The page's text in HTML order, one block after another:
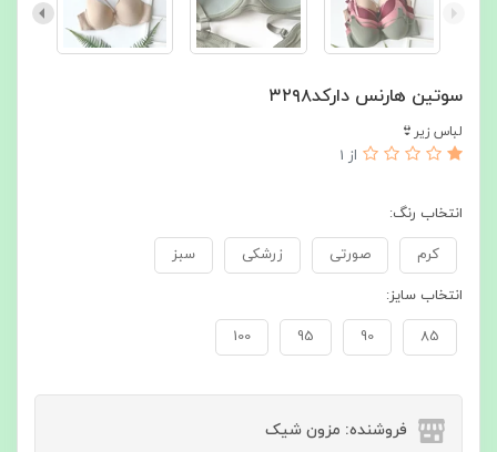
سوتین هارنس دارکد۳۲۹۸
لباس زیر👙
از 1
انتخاب رنگ:
کرم صورتی زرشکی سبز
انتخاب سایز:
85
90
95
100
فروشنده: مزون شیک